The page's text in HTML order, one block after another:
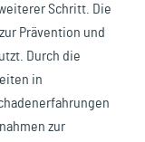
Schritt. Die
Prävention und
Durch die
in
zur